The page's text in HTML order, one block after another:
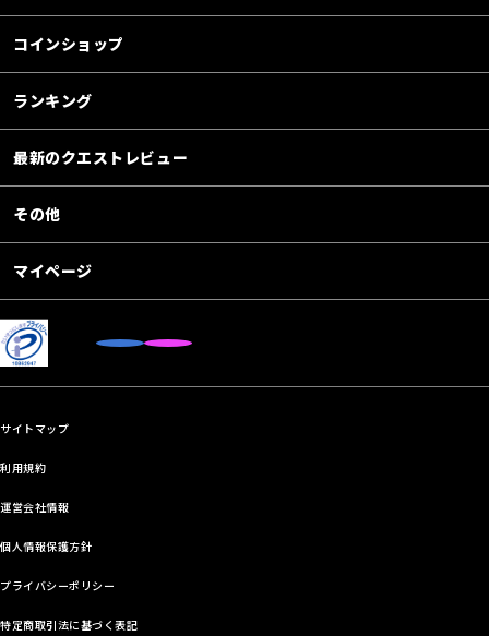
コインショップ
ランキング
最新のクエストレビュー
その他
マイページ
サイトマップ
利用規約
運営会社情報
個人情報保護方針
プライバシーポリシー
特定商取引法に基づく表記